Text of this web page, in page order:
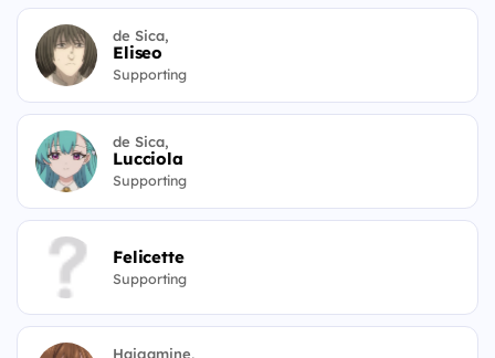
de Sica,
Eliseo
Supporting
de Sica,
Lucciola
Supporting
Felicette
Supporting
Haigamine,